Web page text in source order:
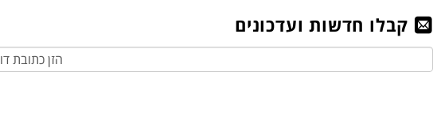
קבלו חדשות ועדכונים